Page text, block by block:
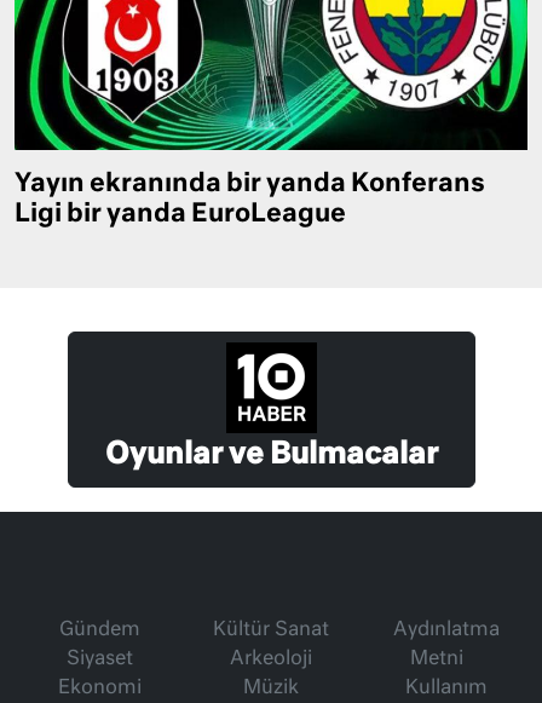
Yayın ekranında bir yanda Konferans
Ligi bir yanda EuroLeague
Oyunlar ve Bulmacalar
Gündem
Siyaset
Ekonomi
Kültür Sanat
Arkeoloji
Müzik
Aydınlatma
Metni
Kullanım